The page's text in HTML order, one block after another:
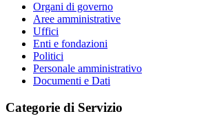
Organi di governo
Aree amministrative
Uffici
Enti e fondazioni
Politici
Personale amministrativo
Documenti e Dati
Categorie di Servizio